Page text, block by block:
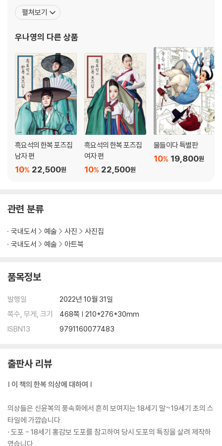
『흑요석의 한복 포즈집』에 대하여
: 한복 의상에 대하여 | 부록 사진 자료 다운로드 안내
서장 - 여자 한복의 기본 구조
여자 한복의 기본 구조 | 여성의 쓰개 | 저고리와 치마의 구조 | 여성 속곳의
종류 | 저고리 그릴 때의 주의점 | 치마 그릴 때의 주의점 | 여성의 머리 모
양과 머리 치레
1장 - 여자 한복 서 있는 포즈
채를 든 포즈 | 옷고름 묶는 포즈 | 앉은 포즈 | 절하는 포즈 | 앉아서 비녀
꽂는 포즈 | 앉아서 부채 든 포즈 | 앉아서 차 마시는 포즈 | 편하게 다리 뻗
고 앉은 포즈 | 쓰러져 애원하는 포즈 | 쓰러진 포즈 | 엎드려 턱 괴고 생각
하는 포즈 | 반듯이 누운 포즈
장옷 포즈 | 장옷 앉은 포즈 | 기타 장옷 포즈
4장 - 여자 한복 무기 포즈
무기 포즈(활) | 무기 포즈(검) | 기타 무기 포즈
5장 - 실전 테크닉 - 표지 일러스트 메이킹
저자 프로필
전액을 위안부 피해 할머니들의 쉼터 ‘나눔의 집’에 전달했다. 한복 고
유의 아름다움을 살린 개성 있는 작품은 우리나라뿐만 아니라 영미권
인전이 열리기도 했다. 넷플릭스, 조니워커와의 컬
펼쳐보기
우나영의 다른 상품
흑요석의 한복 포즈집
남자 편
22,500원
10%
흑요석의 한복 포즈집
여자 편
22,500원
10%
물들이다 특별판
19,800원
10%
관련 분류
국내도서 예술 사진
사진집
국내도서
예술 아트북
품목정보
발행일
2022년 10월 31일
쪽수, 무게, 크기
468쪽 | 210*276*30mm
ISBN13
9791160077483
출판사 리뷰
| 이 책의 한복 의상에 대하여 |
의상들은 신윤복의 풍속화에서 흔히 보여지는 18세기 말~19세기 초의 스
타일에 가깝습니다.
· 도포 - 18세기 홍감보 도포를 참고하여 당시 도포의 특징을 살려 제작하
였습니다.